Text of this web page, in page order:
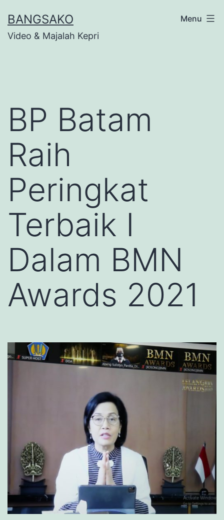
to
content
BANGSAKO
Video & Majalah Kepri
Menu
BP Batam
Raih
Peringkat
Terbaik I
Dalam BMN
Awards 2021